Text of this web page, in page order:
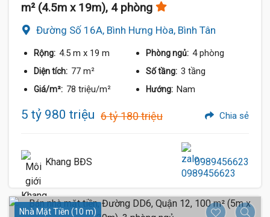
m² (4.5m x 19m), 4 phòng
Đường Số 16A, Bình Hưng Hòa, Bình Tân
Rộng: 4.5 m x 19 m Phòng ngủ: 4 phòng
Diện tích: 77 m² Số tầng: 3 tầng
Giá/m²: 78 triệu/m² Hướng: Nam
5 tỷ 980 triệu 6 tỷ 180 triệu Chia sẻ
Khang BĐS 0989456623
Nhà Mặt Tiền (10 m)